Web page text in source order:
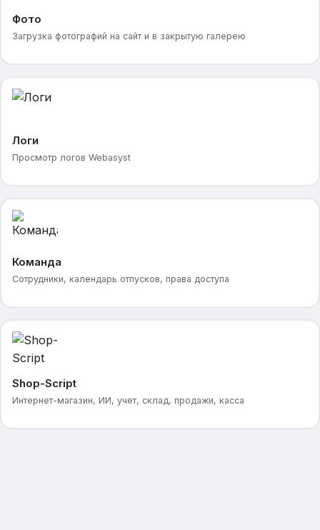
Фото
Загрузка фотографий на сайт и в закрытую галерею
Логи
Просмотр логов Webasyst
Команда
Сотрудники, календарь отпусков, права доступа
Shop-Script
Интернет-магазин, ИИ, учет, склад, продажи, касса